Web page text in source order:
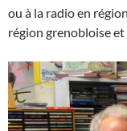
ou à la radio en
région grenobloise